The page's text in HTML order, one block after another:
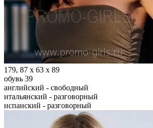
179, 87 х 63 х 89
обувь 39
английский - свободный
итальянский - разговорный
испанский - разговорный